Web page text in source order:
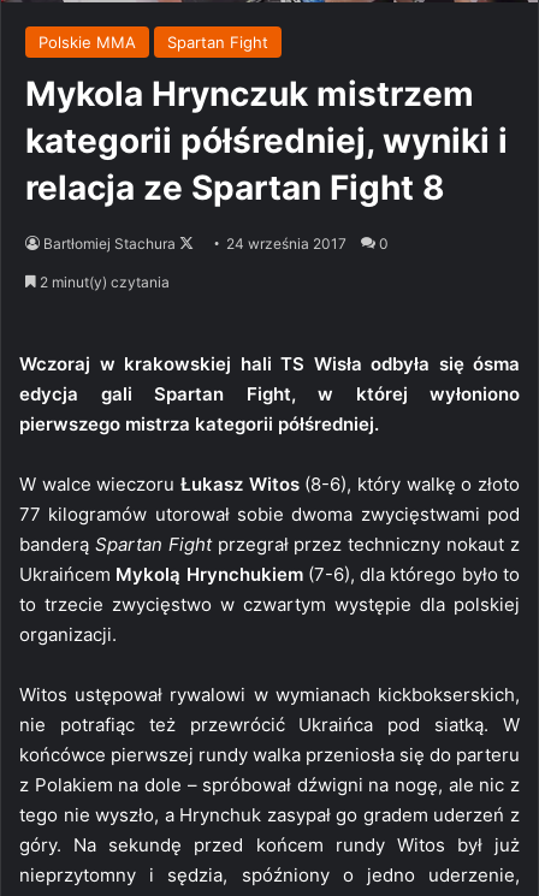
Polskie MMA Spartan Fight
Mykola Hrynczuk mistrzem
kategorii półśredniej, wyniki i
relacja ze Spartan Fight 8
Bartłomiej Stachura
Follow24 września 2017 0
2 minut(y) czytania
Wczoraj w krakowskiej hali TS Wisła odbyła się ósma
edycja gali Spartan Fight, w której wyłoniono
pierwszego mistrza kategorii półśredniej.
W walce wieczoru Łukasz Witos(8-6), który walkę o złoto
77 kilogramów utorował sobie dwoma zwycięstwami pod
banderą Spartan Fightprzegrał przez techniczny nokaut z
Ukraińcem Mykolą Hrynchukiem(7-6), dla którego było to
to trzecie zwycięstwo w czwartym występie dla polskiej
organizacji.
Witos ustępował rywalowi w wymianach kickbokserskich,
nie potrafiąc też przewrócić Ukraińca pod siatką. W
końcówce pierwszej rundy walka przeniosła się do parteru
z Polakiem na dole – spróbował dźwigni na nogę, ale nic z
tego nie wyszło, a Hrynchuk zasypał go gradem uderzeń z
góry. Na sekundę przed końcem rundy Witos był już
nieprzytomny i sędzia, spóźniony o jedno uderzenie,